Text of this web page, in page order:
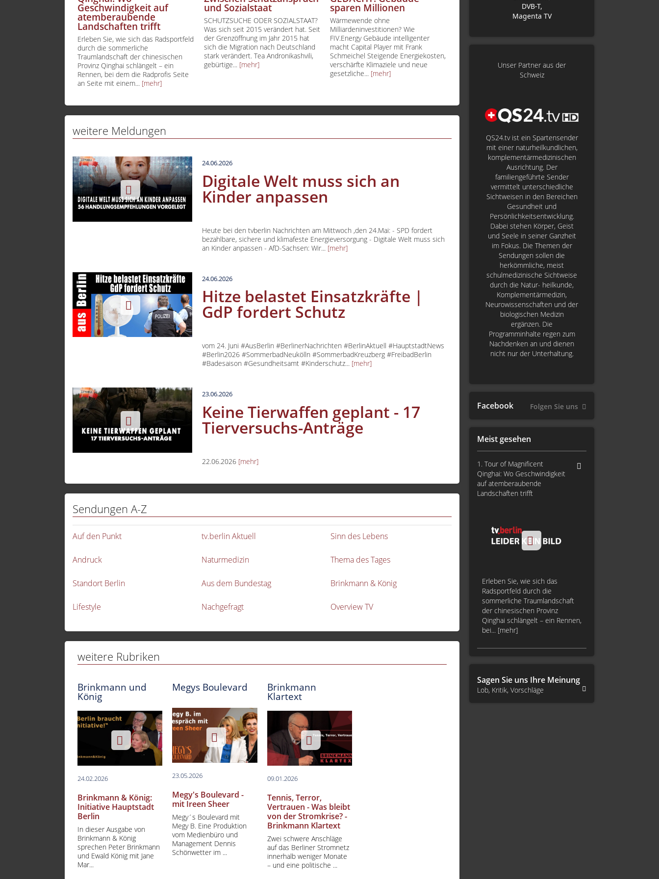
tv Berlin spezial
tv.berlin Aktuell
tv.berlin Creative Capital
TVB Buchtipp
Geschwindigkeit auf
atemberaubende
Landschaften trifft
Erleben Sie, wie sich das Radsportfeld
durch die sommerliche
Traumlandschaft der chinesischen
Provinz Qinghai schlängelt – ein
Rennen, bei dem die Radprofis Seite
an Seite mit einem... [mehr]
und Sozialstaat
SCHUTZSUCHE ODER SOZIALSTAAT?
Was sich seit 2015 verändert hat. Seit
der Grenzöffnung im Jahr 2015 hat
sich die Migration nach Deutschland
stark verändert. Tea Andronikashvili,
gebürtige... [mehr]
sparen Millionen
Wärmewende ohne
Milliardeninvestitionen? Wie
FIV.Energy Gebäude intelligenter
macht Capital Player mit Frank
Schmeichel Steigende Energiekosten,
verschärfte Klimaziele und neue
gesetzliche... [mehr]
weitere Meldungen
24.06.2026
Digitale Welt muss sich an
Kinder anpassen
Heute bei den tvberlin Nachrichten am Mittwoch ,den 24.Mai: - SPD fordert
bezahlbare, sichere und klimafeste Energieversorgung - Digitale Welt muss sich
an Kinder anpassen - AfD-Sachsen: Wir... [mehr]
24.06.2026
Hitze belastet Einsatzkräfte |
GdP fordert Schutz
vom 24. Juni #AusBerlin #BerlinerNachrichten #BerlinAktuell #HauptstadtNews
#Berlin2026 #SommerbadNeukölln #SommerbadKreuzberg #FreibadBerlin
#Badesaison #Gesundheitsamt #Kinderschutz... [mehr]
23.06.2026
Keine Tierwaffen geplant - 17
Tierversuchs-Anträge
22.06.2026 [mehr]
Sendungen A-Z
Auf den Punkt
Andruck
Standort Berlin
Lifestyle
tv.berlin Aktuell
Naturmedizin
Aus dem Bundestag
Nachgefragt
Sinn des Lebens
Thema des Tages
Brinkmann & König
Overview TV
weitere Rubriken
Brinkmann und
König
24.02.2026
Brinkmann & König:
Initiative Hauptstadt
Berlin
In dieser Ausgabe von
Brinkmann & König
sprechen Peter Brinkmann
und Ewald König mit Jane
Mar...
Megys Boulevard
23.05.2026
Megy's Boulevard -
mit Ireen Sheer
Megy´s Boulevard mit
Megy B. Eine Produktion
vom Medienbüro und
Management Dennis
Schönwetter im ...
Brinkmann
Klartext
09.01.2026
Tennis, Terror,
Vertrauen - Was bleibt
von der Stromkrise? -
Brinkmann Klartext
Zwei schwere Anschläge
auf das Berliner Stromnetz
innerhalb weniger Monate
– und eine politische ...
Meist gesehen
1. Tour of Magnificent
Qinghai: Wo Geschwindigkeit
auf atemberaubende
Landschaften trifft
Erleben Sie, wie sich das
Radsportfeld durch die
sommerliche Traumlandschaft
der chinesischen Provinz
Qinghai schlängelt – ein Rennen,
bei... [mehr]
DVB-T,
Magenta TV
Unser Partner aus der
Schweiz
QS24.tv ist ein Spartensender
mit einer naturheilkundlichen,
komplementärmedizinischen
Ausrichtung. Der
familiengeführte Sender
vermittelt unterschiedliche
Sichtweisen in den Bereichen
Gesundheit und
Persönlichkeitsentwicklung.
Dabei stehen Körper, Geist
und Seele in seiner Ganzheit
im Fokus. Die Themen der
Sendungen sollen die
herkömmliche, meist
schulmedizinische Sichtweise
durch die Natur- heilkunde,
Komplementärmedizin,
Neurowissenschaften und der
biologischen Medizin
ergänzen. Die
Programminhalte regen zum
Nachdenken an und dienen
nicht nur der Unterhaltung.
Facebook Folgen Sie uns
Sagen Sie uns Ihre Meinung
Lob, Kritik, Vorschläge